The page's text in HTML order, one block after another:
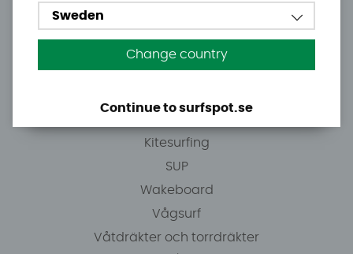
E-post: info@surfspot.se
Kitesurfing
SUP
Wakeboard
Vågsurf
Våtdräkter och torrdräkter
Sweden
Change country
Continue to surfspot.se